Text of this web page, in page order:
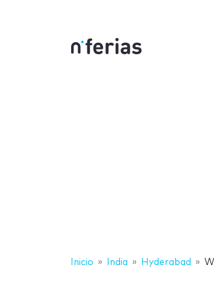
Inicio India Hyderabad